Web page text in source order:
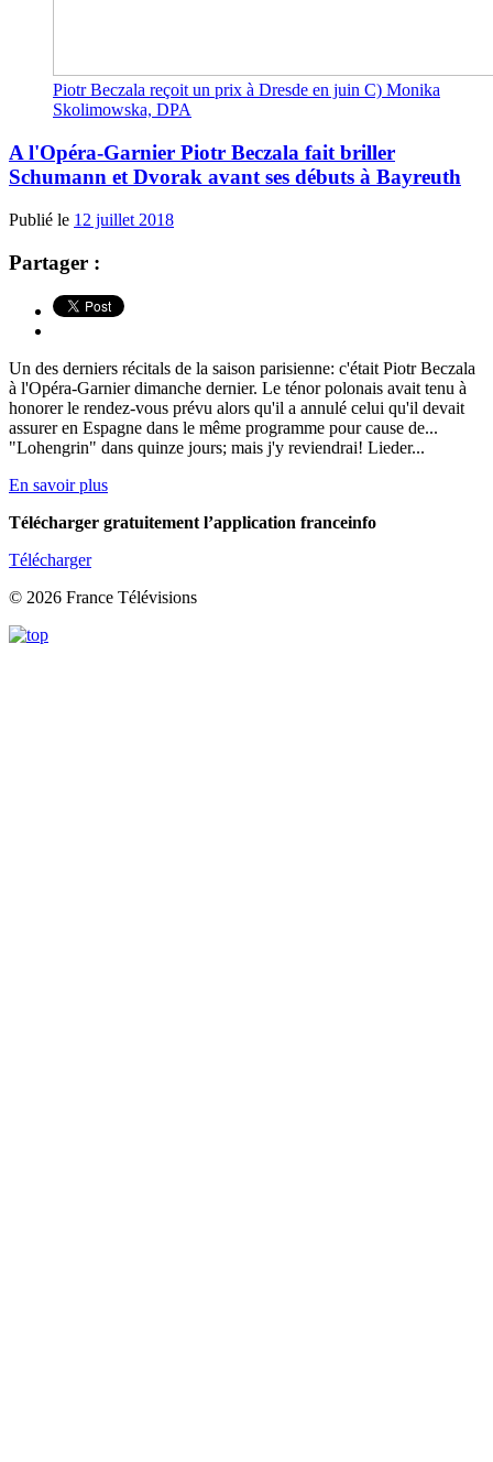
Piotr Beczala reçoit un prix à Dresde en juin C) Monika
Skolimowska, DPA
A l'Opéra-Garnier Piotr Beczala fait briller
Schumann et Dvorak avant ses débuts à Bayreuth
Publié le 12 juillet 2018
Partager :
Un des derniers récitals de la saison parisienne: c'était Piotr Beczala
à l'Opéra-Garnier dimanche dernier. Le ténor polonais avait tenu à
honorer le rendez-vous prévu alors qu'il a annulé celui qu'il devait
assurer en Espagne dans le même programme pour cause de...
"Lohengrin" dans quinze jours; mais j'y reviendrai! Lieder...
En savoir plus
Télécharger gratuitement l’application franceinfo
Télécharger
© 2026 France Télévisions